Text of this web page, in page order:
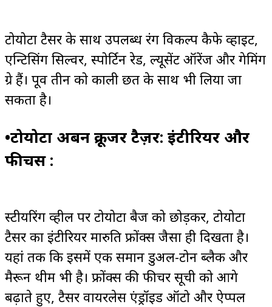
टोयोटा टैसर के साथ उपलब्ध रंग विकल्प कैफे व्हाइट,
एन्टिसिंग सिल्वर, स्पोर्टिन रेड, ल्यूसेंट ऑरेंज और गेमिंग
ग्रे हैं। पूर्व तीन को काली छत के साथ भी लिया जा
सकता है।
•टोयोटा अर्बन क्रूजर टैज़र: इंटीरियर और
फीचर्स :
स्टीयरिंग व्हील पर टोयोटा बैज को छोड़कर, टोयोटा
टैसर का इंटीरियर मारुति फ्रोंक्स जैसा ही दिखता है।
यहां तक ​​कि इसमें एक समान डुअल-टोन ब्लैक और
मैरून थीम भी है। फ्रोंक्स की फीचर सूची को आगे
बढ़ाते हुए, टैसर वायरलेस एंड्रॉइड ऑटो और ऐप्पल